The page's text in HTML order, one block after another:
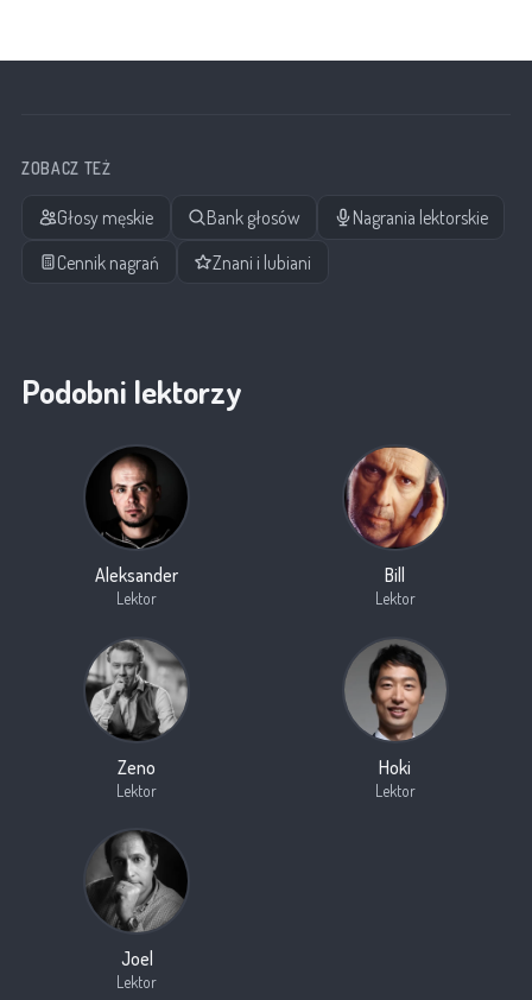
ZOBACZ TEŻ
Głosy męskie Bank głosów
Nagrania lektorskie
Cennik nagrań
Znani i lubiani
Podobni lektorzy
Aleksander
Lektor
Bill
Lektor
Zeno
Lektor
Hoki
Lektor
Joel
Lektor